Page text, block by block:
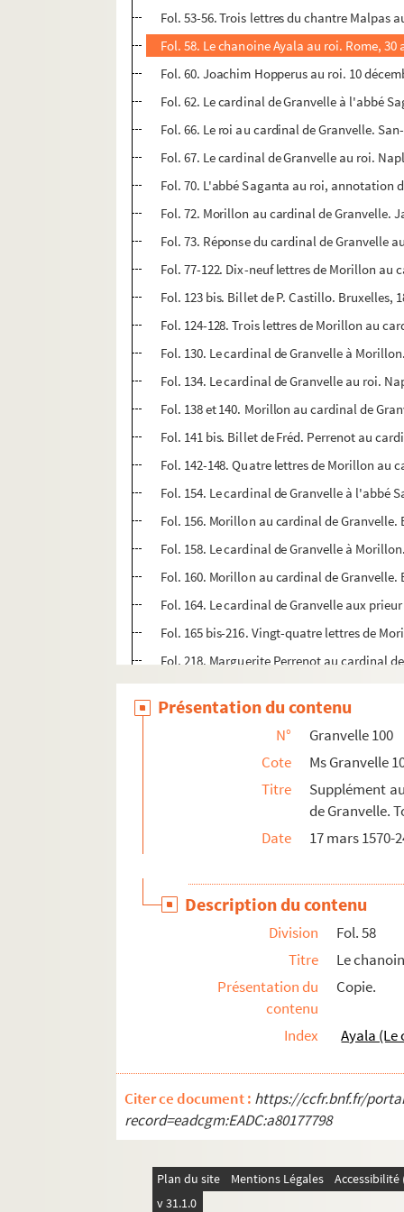
Fol. 53-56. Trois lettres du chantre Malpas
Fol. 58. Le chanoine Ayala au roi. Rome, 30
Fol. 60. Joachim Hopperus au roi. 10
Fol. 62. Le cardinal de Granvelle à l'abbé
Fol. 66. Le roi au cardinal de Granvelle.
Fol. 67. Le cardinal de Granvelle au roi.
Fol. 70. L'abbé Saganta au roi, annotation
Fol. 72. Morillon au cardinal de Granvelle.
Fol. 73. Réponse du cardinal de Granvelle
Fol. 77-122. Dix-neuf lettres de Morillon
Fol. 123 bis. Billet de P. Castillo. Bruxelles,
Fol. 124-128. Trois lettres de Morillon au
Fol. 130. Le cardinal de Granvelle à
Fol. 134. Le cardinal de Granvelle au roi.
Fol. 138 et 140. Morillon au cardinal de
Fol. 141 bis. Billet de Fréd. Perrenot au
Fol. 142-148. Quatre lettres de Morillon au
Fol. 154. Le cardinal de Granvelle à l'abbé
Fol. 156. Morillon au cardinal de Granvelle.
Fol. 158. Le cardinal de Granvelle à
Fol. 160. Morillon au cardinal de Granvelle.
Fol. 164. Le cardinal de Granvelle aux
Fol. 165 bis-216. Vingt-quatre lettres de
Fol. 218. Marguerite Perrenot au cardinal
Fol. 220. Morillon au cardinal de Granvelle.
Fol. 222. Le chanoine Nicolas Maigrot au
Fol. 224. « D'Ongnyes dit Villernal »,
Fol. 225. Jean Richardot à Morillon. Arras,
Fol. 227-233. Quatre lettres de Morillon
Fol. 239. Sauvegarde du roi pour les
Fol. 240-300. Vingt-six lettres de Morillon
Fol. 302. Le cardinal de Granvelle à
Fol. 304-318. Sept lettres de Morillon au
1. Huit lettres du chantre de Malines,
33. Don Fernando de Lannoy au cardinal
37. Cinq lettres du chantre de Malines,
47. Trois lettres de Pierre del Castillo au
53. Trois lettres du chantre Malpas au
58. Le chanoine Ayala au roi. Rome, 30
Présentation du contenu
N°
Granvelle 100
Cote
Ms Granvelle
Titre
Supplément
de Granvelle.
Date
17 mars 1570-
Description du contenu
Division
Fol. 58
Titre
Le
Présentation du
contenu
Copie.
Index Ayala
Citer ce document : https://ccfr.bnf.fr/
record=eadcgm:EADC:a80177798
Plan du site Mentions Légales
v 31.1.0